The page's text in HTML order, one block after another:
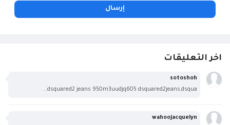
اخر التعليقات
sotoshoh
dsquared2 jeans 950m3uudjq605 dsquared2jeans,dsqua...
wahoojacquelyn